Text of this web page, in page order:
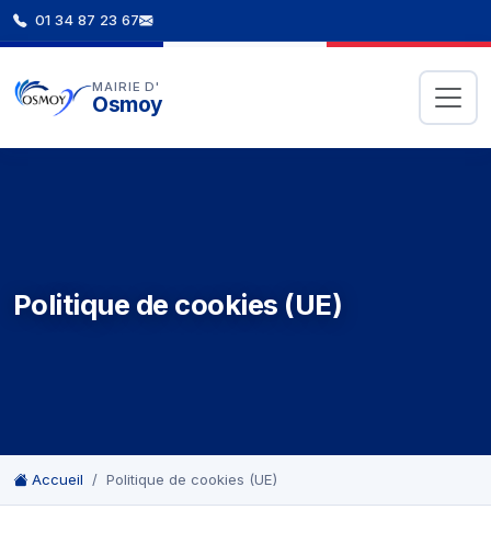
01 34 87 23 67
MAIRIE D'
Osmoy
Politique de cookies (UE)
Accueil Politique de cookies (UE)